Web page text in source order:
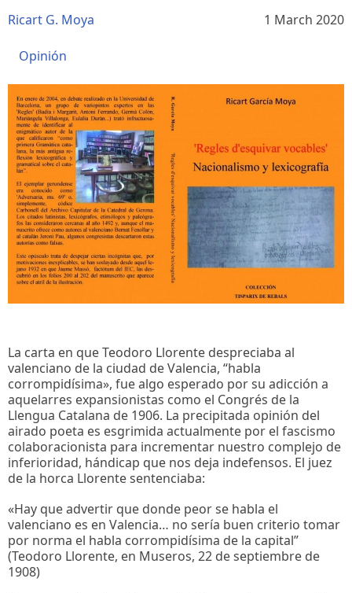
Ricart G. Moya 1 March 2020
Opinión
La carta en que Teodoro Llorente despreciaba al
valenciano de la ciudad de Valencia, “habla
corrompidísima», fue algo esperado por su adicción a
aquelarres expansionistas como el Congrés de la
Llengua Catalana de 1906. La precipitada opinión del
airado poeta es esgrimida actualmente por el fascismo
colaboracionista para incrementar nuestro complejo de
inferioridad, hándicap que nos deja indefensos. El juez
de la horca Llorente sentenciaba:
«Hay que advertir que donde peor se habla el
valenciano es en Valencia… no sería buen criterio tomar
por norma el habla corrompidísima de la capital”
(Teodoro Llorente, en Museros, 22 de septiembre de
1908)